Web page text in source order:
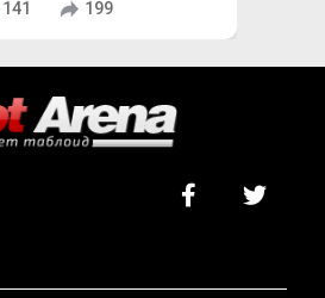
141 199